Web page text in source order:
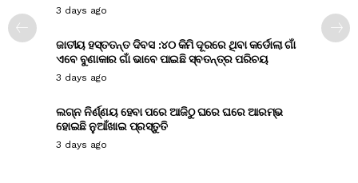
3 days ago
ଜାତୀୟ ହସ୍ତତନ୍ତ ଦିବସ :୪୦ କିମି ଦୂରରେ ଥିବା କର୍ଡୋଲା ଗାଁ
ଏବେ ବୁଣାକାର ଗାଁ ଭାବେ ପାଇଛି ସ୍ବତନ୍ତ୍ର ପରିଚୟ
3 days ago
ଲଗ୍ନ ନିର୍ଣ୍ଣୟ ହେବା ପରେ ଆଜିଠୁ ଘରେ ଘରେ ଆରମ୍ଭ
ହୋଇଛି ନୁଆଁଖାଇ ପ୍ରସ୍ତୁତି
3 days ago